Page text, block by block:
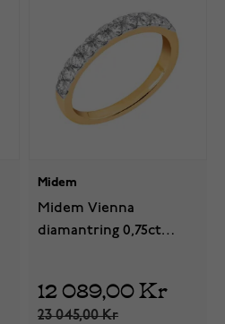
Midem
Midem Vienna
diamantring 0,75ct
12 089,00 Kr
23 045,00 Kr